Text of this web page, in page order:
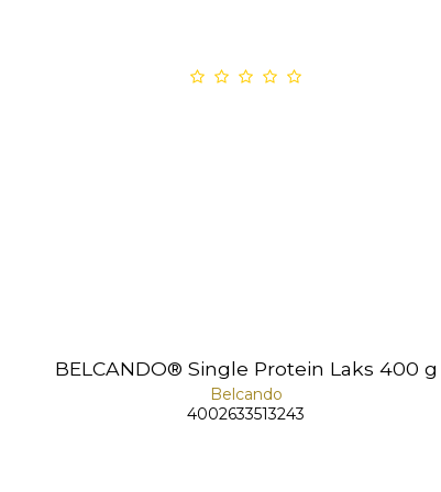
BELCANDO® Single Protein Laks 400 g
Belcando
4002633513243